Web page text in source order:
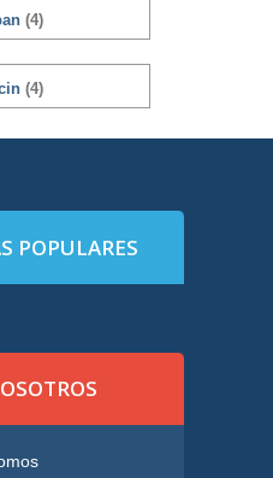
(4)
(4)
POPULARES